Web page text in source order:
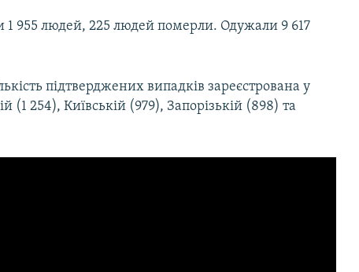
1 955 людей, 225 людей померли. Одужали 9 617
підтверджених випадків зареєстрована у
(1 254), Київській (979), Запорізькій (898) та